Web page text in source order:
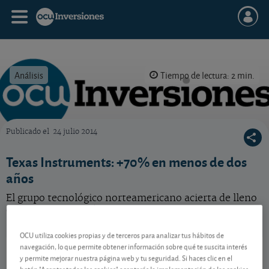
Análisis Tiempo de lectura: 2 min.
Publicado el 24 julio 2014
Texas Instruments: +70% en menos de dos
años
El grupo tecnológico norteamericano acierta de lleno
Texas Instruments
US8825081040
285,79 USD
OCU utiliza cookies propias y de terceros para analizar tus hábitos de
navegación, lo que permite obtener información sobre qué te suscita interés
y permite mejorar nuestra página web y tu seguridad. Si haces clic en el